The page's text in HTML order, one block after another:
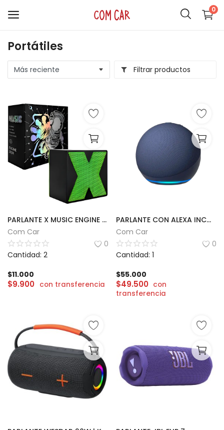
0
ACCESORIOS
HOGAR
AUDIO
SMARTWATCH
COMPUTACIÓN
ILUMINACIÓN
SOPORTES
CÁMARAS
INFANTIL
Contacto
Acceso
Registrarse
Localización
Portátiles
Filtrar productos
PARLANTE X MUSIC ENGINE 2024
Com Car
0
Cantidad: 2
$11.000
$9.900 con transferencia
PARLANTE CON ALEXA INCORPORADO
Com Car
0
Cantidad: 1
$55.000
$49.500 con
transferencia